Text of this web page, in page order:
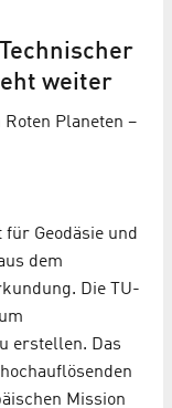
weiter
Planeten –
Geodäsie und
dem
Die TU-
erstellen. Das
Mission